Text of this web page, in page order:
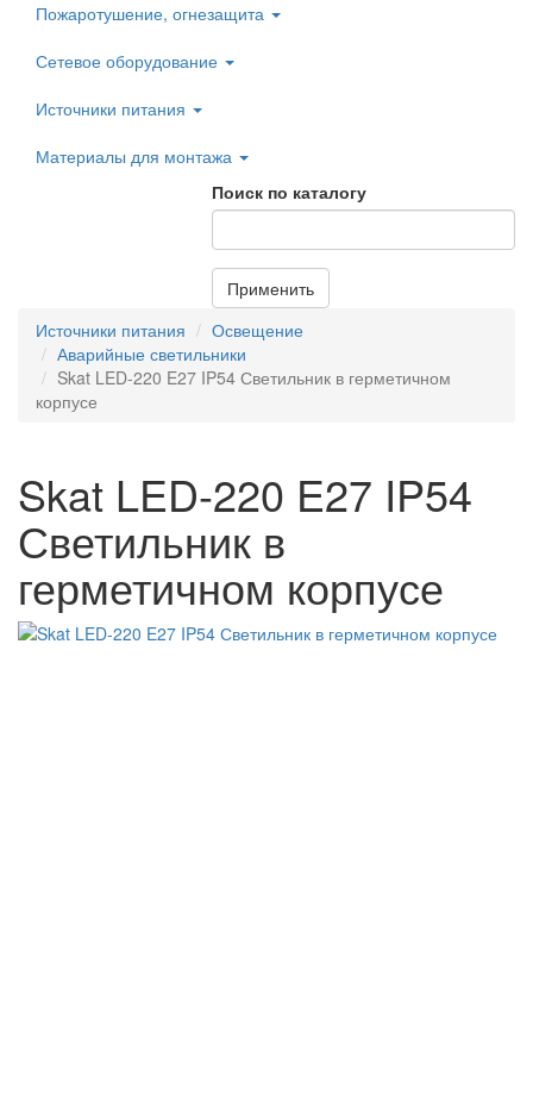
Пожаротушение, огнезащита
Сетевое оборудование
Источники питания
Материалы для монтажа
Поиск по каталогу
Применить
Источники питания
Освещение
Аварийные светильники
Skat LED-220 E27 IP54 Светильник в герметичном
корпусе
Skat LED-220 E27 IP54
Светильник в
герметичном корпусе